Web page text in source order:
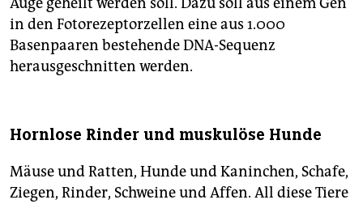
in den Fotorezeptorzellen eine aus 1.000
Basenpaaren bestehende DNA-Sequenz
herausgeschnitten werden.
Hornlose Rinder und muskulöse Hunde
Mäuse und Ratten, Hunde und Kaninchen, Schafe,
Ziegen, Rinder, Schweine und Affen. All diese Tiere